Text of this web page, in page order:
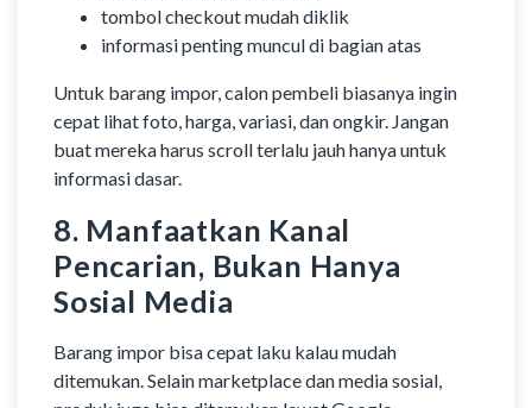
tombol checkout mudah diklik
informasi penting muncul di bagian atas
Untuk barang impor, calon pembeli biasanya ingin
cepat lihat foto, harga, variasi, dan ongkir. Jangan
buat mereka harus scroll terlalu jauh hanya untuk
informasi dasar.
8. Manfaatkan Kanal
Pencarian, Bukan Hanya
Sosial Media
Barang impor bisa cepat laku kalau mudah
ditemukan. Selain marketplace dan media sosial,